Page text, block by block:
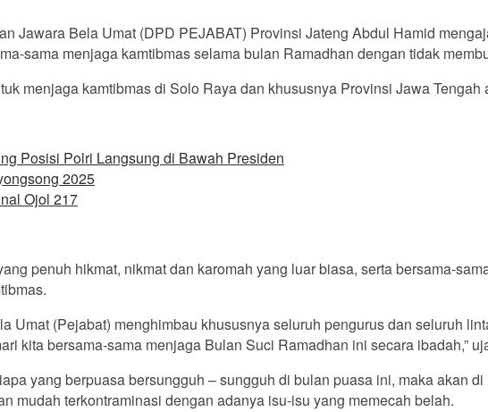
Jawara Bela Umat (DPD PEJABAT) Provinsi Jateng Abdul Hamid
sama menjaga kamtibmas selama bulan Ramadhan dengan tidak
menjaga kamtibmas di Solo Raya dan khususnya Provinsi Jawa
Posisi Polri Langsung di Bawah Presiden
2025
Ojol 217
penuh hikmat, nikmat dan karomah yang luar biasa, serta bersama-
Umat (Pejabat) menghimbau khususnya seluruh pengurus dan seluruh
kita bersama-sama menjaga Bulan Suci Ramadhan ini secara ibadah,”
yang berpuasa bersungguh – sungguh di bulan puasa ini, maka akan
mudah terkontraminasi dengan adanya isu-isu yang memecah belah.